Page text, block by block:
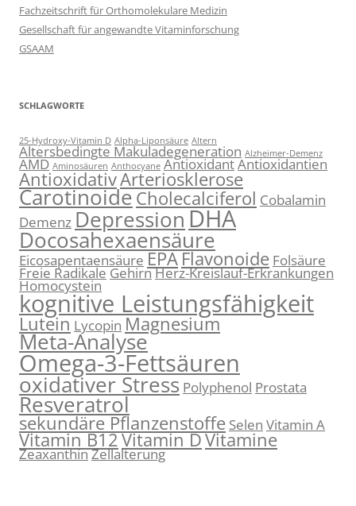
Fachzeitschrift für Orthomolekulare Medizin
Gesellschaft für angewandte Vitaminforschung
GSAAM
SCHLAGWORTE
25-Hydroxy-Vitamin D Alpha-Liponsäure Altern
Altersbedingte Makuladegeneration Alzheimer-Demenz
AMD Aminosäuren Anthocyane AntioxidantAntioxidantien
AntioxidativArteriosklerose
CarotinoideCholecalciferol Cobalamin
Demenz DepressionDHA
Docosahexaensäure
Eicosapentaensäure EPAFlavonoide Folsäure
Freie RadikaleGehirnHerz-Kreislauf-Erkrankungen
Homocystein
kognitive Leistungsfähigkeit
Lutein Lycopin Magnesium
Meta-Analyse
Omega-3-Fettsäuren
oxidativer Stress Polyphenol Prostata
Resveratrol
sekundäre Pflanzenstoffe Selen Vitamin A
Vitamin B12Vitamin DVitamine
ZeaxanthinZellalterung